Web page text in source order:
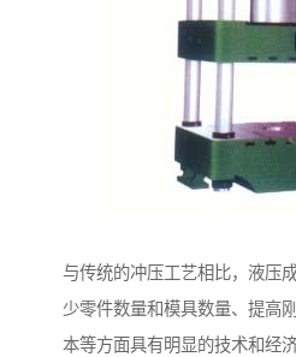
与传统的冲压工艺相比，液压
少零件数量和模具数量、提高
本等方面具有明显的技术和经